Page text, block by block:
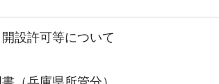
設許可等について